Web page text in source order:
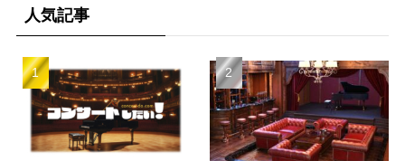
人気記事